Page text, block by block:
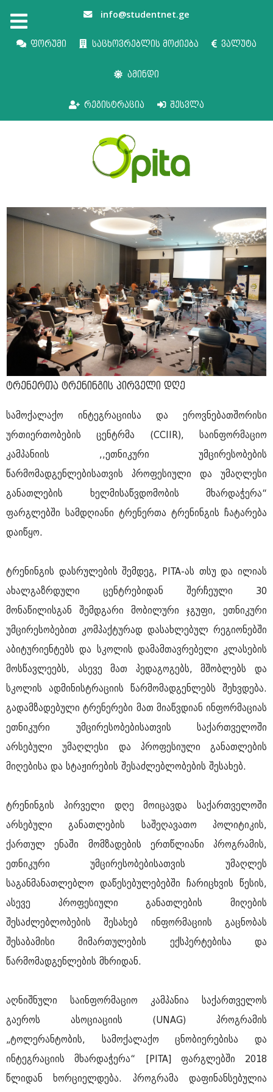
info@studentnet.ge
ფორუმი საცხოვრებლის მოძიება ვალუტა
ამინდი
რეგისტრაცია შესვლა
ტრენერთა ტრენინგის პირველი დღე
სამოქალაქო ინტეგრაციისა და ეროვნებათშორისი
ურთიერთობების ცენტრმა (CCIIR), საინფორმაციო
კამპანიის ,,ეთნიკური უმცირესობების
წარმომადგენლებისათვის პროფესიული და უმაღლესი
განათლების ხელმისაწვდომობის მხარდაჭერა“
ფარგლებში სამდღიანი ტრენერთა ტრენინგის ჩატარება
დაიწყო.
ტრენინგის დასრულების შემდეგ, PITA-ას თსუ და ილიას
ახალგაზრდული ცენტრებიდან შერჩეული 30
მონაწილისგან შემდგარი მობილური ჯგუფი, ეთნიკური
უმცირესობებით კომპაქტურად დასახლებულ რეგიონებში
აბიტურიენტებს და სკოლის დამამთავრებელი კლასების
მოსწავლეებს, ასევე მათ პედაგოგებს, მშობლებს და
სკოლის ადმინისტრაციის წარმომადგენლებს შეხვდება.
გადამზადებული ტრენერები მათ მიაწვდიან ინფორმაციას
ეთნიკური უმცირესობებისათვის საქართველოში
არსებული უმაღლესი და პროფესიული განათლების
მიღებისა და სტაჟირების შესაძლებლობების შესახებ.
ტრენინგის პირველი დღე მოიცავდა საქართველოში
არსებული განათლების საშეღავათო პოლიტიკის,
ქართულ ენაში მომზადების ერთწლიანი პროგრამის,
ეთნიკური უმცირესობებისათვის უმაღლეს
საგანმანათლებლო დაწესებულებებში ჩარიცხვის წესის,
ასევე პროფესიული განათლების მიღების
შესაძლებლობების შესახებ ინფორმაციის გაცნობას
შესაბამისი მიმართულების ექსპერტებისა და
წარმომადგენლების მხრიდან.
აღნიშნული საინფორმაციო კამპანია საქართველოს
გაეროს ასოციაციის (UNAG) პროგრამის
„ტოლერანტობის, სამოქალაქო ცნობიერებისა და
ინტეგრაციის მხარდაჭერა“ [PITA] ფარგლებში 2018
წლიდან ხორციელდება. პროგრამა დაფინანსებულია